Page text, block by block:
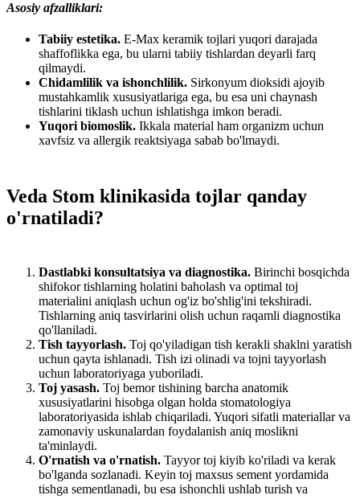
Asosiy afzalliklari:
Tabiiy estetika. E-Max keramik tojlari yuqori darajada
shaffoflikka ega, bu ularni tabiiy tishlardan deyarli farq
qilmaydi.
Chidamlilik va ishonchlilik. Sirkonyum dioksidi ajoyib
mustahkamlik xususiyatlariga ega, bu esa uni chaynash
tishlarini tiklash uchun ishlatishga imkon beradi.
Yuqori biomoslik. Ikkala material ham organizm uchun
xavfsiz va allergik reaktsiyaga sabab bo'lmaydi.
Veda Stom klinikasida tojlar qanday
o'rnatiladi?
Dastlabki konsultatsiya va diagnostika. Birinchi bosqichda
shifokor tishlarning holatini baholash va optimal toj
materialini aniqlash uchun og'iz bo'shlig'ini tekshiradi.
Tishlarning aniq tasvirlarini olish uchun raqamli diagnostika
qo'llaniladi.
Tish tayyorlash. Toj qo'yiladigan tish kerakli shaklni yaratish
uchun qayta ishlanadi. Tish izi olinadi va tojni tayyorlash
uchun laboratoriyaga yuboriladi.
Toj yasash. Toj bemor tishining barcha anatomik
xususiyatlarini hisobga olgan holda stomatologiya
laboratoriyasida ishlab chiqariladi. Yuqori sifatli materiallar va
zamonaviy uskunalardan foydalanish aniq moslikni
ta'minlaydi.
O'rnatish va o'rnatish. Tayyor toj kiyib ko'riladi va kerak
bo'lganda sozlanadi. Keyin toj maxsus sement yordamida
tishga sementlanadi, bu esa ishonchli ushlab turish va